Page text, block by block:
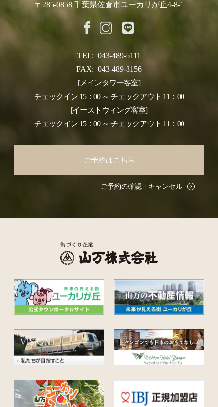
〒285-0858 千葉県佐倉市ユーカリが丘4-8-1
TEL: 043-489-6111
FAX: 043-489-8156
[メインタワー客室]
チェックイン 15：00 ～ チェックアウト 11：00
[イーストウィング客室]
チェックイン 15：00 ～ チェックアウト 11：00
ご予約はこちら
ご予約の確認・キャンセル